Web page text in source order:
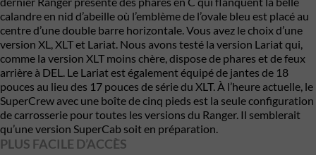
calandre en nid d’abeille où l’emblème de l’ovale bleu est placé au
centre d’une double barre horizontale. Vous avez le choix d’une
version XL, XLT et Lariat. Nous avons testé la version Lariat qui,
comme la version XLT moins chère, dispose de phares et de feux
arrière à DEL. Le Lariat est également équipé de jantes de 18
pouces au lieu des 17 pouces de série du XLT. À l’heure actuelle, le
SuperCrew avec une boîte de cinq pieds est la seule configuration
de carrosserie pour toutes les versions du Ranger. Il semblerait
qu’une version SuperCab soit en préparation.
PLUS FACILE D’ACCÈS